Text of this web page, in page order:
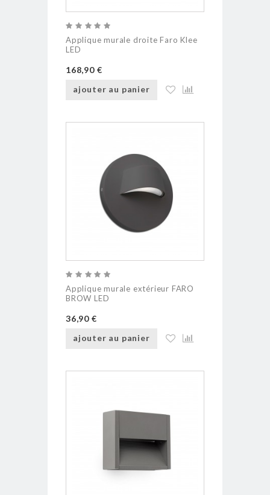
Applique murale droite Faro Klee
LED
168,90 €
ajouter au panier
Applique murale extérieur FARO
BROW LED
36,90 €
ajouter au panier